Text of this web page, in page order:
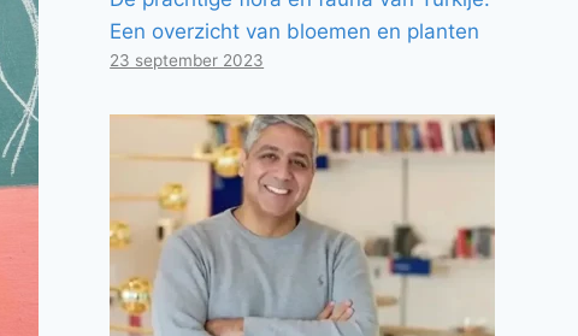
Een overzicht van bloemen en planten
23 september 2023